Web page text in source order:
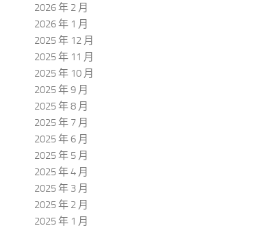
2026 年 2 月
2026 年 1 月
2025 年 12 月
2025 年 11 月
2025 年 10 月
2025 年 9 月
2025 年 8 月
2025 年 7 月
2025 年 6 月
2025 年 5 月
2025 年 4 月
2025 年 3 月
2025 年 2 月
2025 年 1 月